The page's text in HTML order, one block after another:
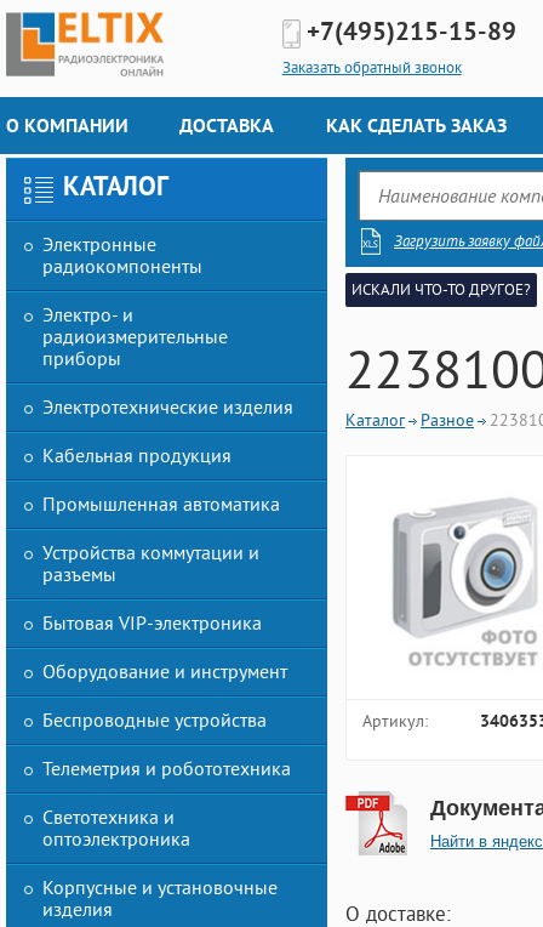
+7(495)215-15-89
Заказать обратный звонок
О КОМПАНИИ ДОСТАВКА КАК СДЕЛАТЬ ЗАКАЗ
КАТАЛОГ
Электронные
радиокомпоненты
Электро- и
радиоизмерительные
приборы
Электротехнические изделия
Кабельная продукция
Промышленная автоматика
Устройства коммутации и
разъемы
Бытовая VIP-электроника
Оборудование и инструмент
Беспроводные устройства
Телеметрия и робототехника
Светотехника и
оптоэлектроника
Корпусные и установочные
изделия
Загрузить заявку
ИСКАЛИ ЧТО-ТО ДРУГОЕ?
Каталог Разное
Артикул:
Найти в яндекс
О доставке: